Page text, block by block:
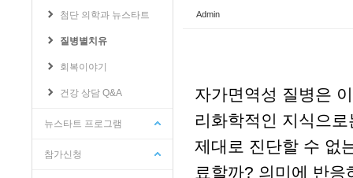
첨단 의학과 뉴스타트
질병별치유
회복이야기
건강 상담 Q&A
뉴스타트 프로그램
참가신청
Admin
자가면역성 질병은
리화학적인 지식으
제대로 진단할 수 없
료할까? 의미에 반